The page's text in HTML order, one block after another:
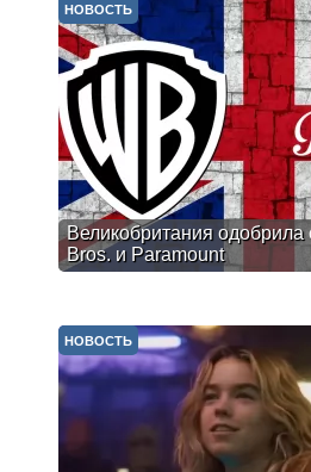
Великобритания одобрила
Bros. и Paramount
НОВОСТЬ
НОВОСТЬ